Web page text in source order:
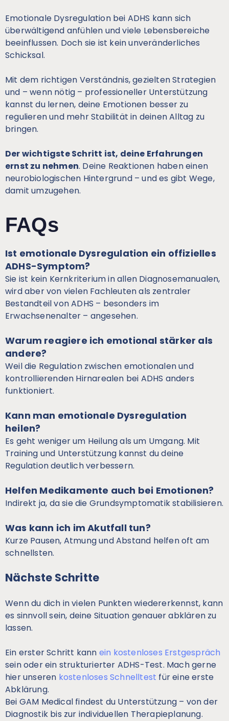
Emotionale Dysregulation bei ADHS kann sich
überwältigend anfühlen und viele Lebensbereiche
beeinflussen. Doch sie ist kein unveränderliches
Schicksal.
Mit dem richtigen Verständnis, gezielten Strategien
und – wenn nötig – professioneller Unterstützung
kannst du lernen, deine Emotionen besser zu
regulieren und mehr Stabilität in deinen Alltag zu
bringen.
Der wichtigste Schritt ist, deine Erfahrungen
ernst zu nehmen. Deine Reaktionen haben einen
neurobiologischen Hintergrund – und es gibt Wege,
damit umzugehen.
FAQs
Ist emotionale Dysregulation ein offizielles
ADHS-Symptom?
Sie ist kein Kernkriterium in allen Diagnosemanualen,
wird aber von vielen Fachleuten als zentraler
Bestandteil von ADHS – besonders im
Erwachsenenalter – angesehen.
Warum reagiere ich emotional stärker als
andere?
Weil die Regulation zwischen emotionalen und
kontrollierenden Hirnarealen bei ADHS anders
funktioniert.
Kann man emotionale Dysregulation
heilen?
Es geht weniger um Heilung als um Umgang. Mit
Training und Unterstützung kannst du deine
Regulation deutlich verbessern.
Helfen Medikamente auch bei Emotionen?
Indirekt ja, da sie die Grundsymptomatik stabilisieren.
Was kann ich im Akutfall tun?
Kurze Pausen, Atmung und Abstand helfen oft am
schnellsten.
Nächste Schritte
Wenn du dich in vielen Punkten wiedererkennst, kann
es sinnvoll sein, deine Situation genauer abklären zu
lassen.
Ein erster Schritt kann ein kostenloses Erstgespräch
sein oder ein strukturierter ADHS-Test. Mach gerne
hier unseren kostenloses Schnelltest für eine erste
Abklärung.
Bei GAM Medical findest du Unterstützung – von der
Diagnostik bis zur individuellen Therapieplanung.